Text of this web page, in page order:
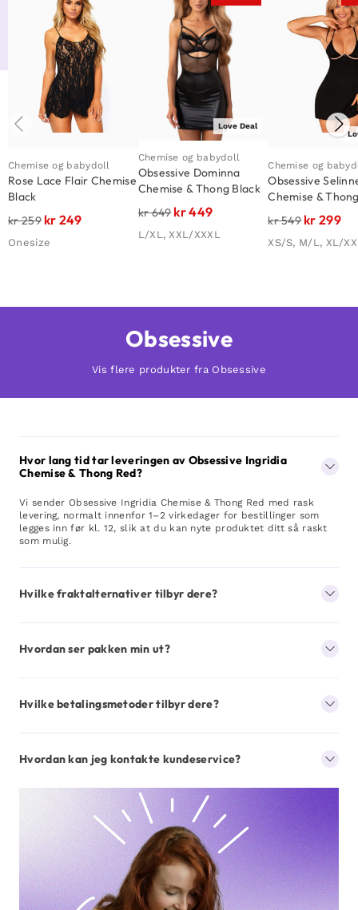
Chemise og babydoll
Rose Lace Flair Chemise
Black
kr259 kr 249
Onesize
Love Deal
Chemise og babydoll
Obsessive Dominna
Chemise & Thong Black
kr649kr449
L/XL, XXL/XXXL
Chemise og
Obsessive
Chemise &
kr549 kr 299
XS/S, M/L, XL/
Obsessive
Vis flere produkter fra Obsessive
Hvor lang tid tar leveringen av Obsessive Ingridia
Chemise & Thong Red?
Vi sender Obsessive Ingridia Chemise & Thong Red med rask
levering, normalt innenfor 1–2 virkedager for bestillinger som
legges inn før kl. 12, slik at du kan nyte produktet ditt så raskt
som mulig.
Hvilke fraktalternativer tilbyr dere?
Hvordan ser pakken min ut?
Hvilke betalingsmetoder tilbyr dere?
Hvordan kan jeg kontakte kundeservice?